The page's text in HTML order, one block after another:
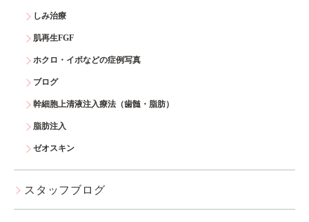
しみ治療
肌再生FGF
ホクロ・イボなどの症例写真
ブログ
幹細胞上清液注入療法（歯髄・脂肪）
脂肪注入
ゼオスキン
スタッフブログ